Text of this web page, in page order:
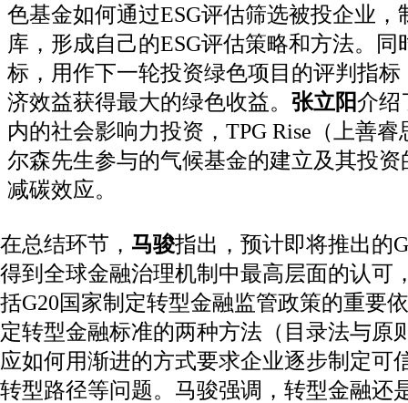
色基金如何通过ESG评估筛选被投企业，
库，形成自己的ESG评估策略和方法。
标，用作下一轮投资绿色项目的评判指
济效益获得最大的绿色收益。 张立阳介绍
内的社会影响力投资，TPG Rise（上善睿
尔森先生参与的气候基金的建立及其投
减碳效应。
在总结环节， 马骏指出，预计即将推出的
得到全球金融治理机制中最高层面的认可
括G20国家制定转型金融监管政策的重要
定转型金融标准的两种方法（目录法与原
应如何用渐进的方式要求企业逐步制定可
转型路径等问题。马骏强调，转型金融还